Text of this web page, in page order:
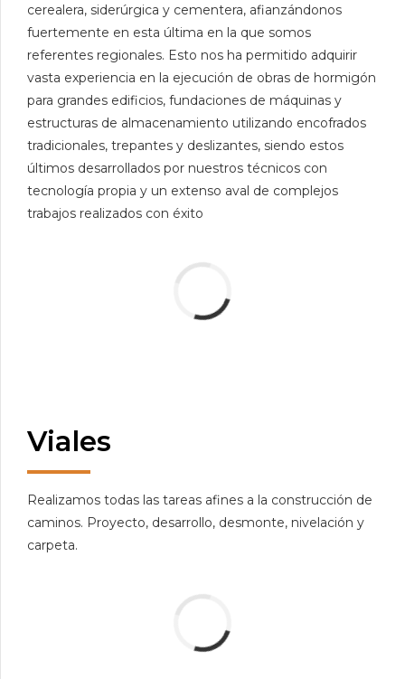
cerealera, siderúrgica y cementera, afianzándonos
fuertemente en esta última en la que somos
referentes regionales. Esto nos ha permitido adquirir
vasta experiencia en la ejecución de obras de hormigón
para grandes edificios, fundaciones de máquinas y
estructuras de almacenamiento utilizando encofrados
tradicionales, trepantes y deslizantes, siendo estos
últimos desarrollados por nuestros técnicos con
tecnología propia y un extenso aval de complejos
trabajos realizados con éxito
Viales
Realizamos todas las tareas afines a la construcción de
caminos. Proyecto, desarrollo, desmonte, nivelación y
carpeta.